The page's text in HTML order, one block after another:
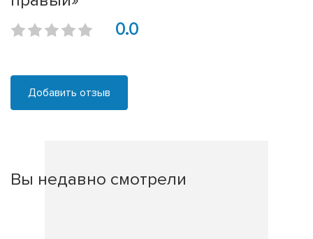
0.0
Добавить отзыв
Вы недавно смотрели